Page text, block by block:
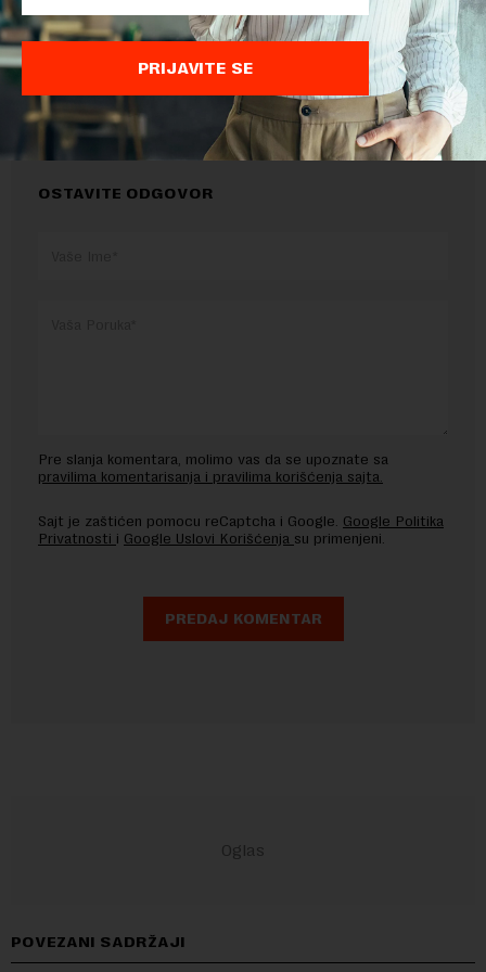
TEMA:
OBNOVLJIVI IZVORI
OSTAVITE ODGOVOR
Pre slanja komentara, molimo vas da se upoznate sa
pravilima komentarisanja i pravilima korišćenja sajta.
Sajt je zaštićen pomocu reCaptcha i Google. Google Politika
Privatnosti i Google Uslovi Korišćenja su primenjeni.
POVEZANI SADRŽAJI
PRIJAVITE SE